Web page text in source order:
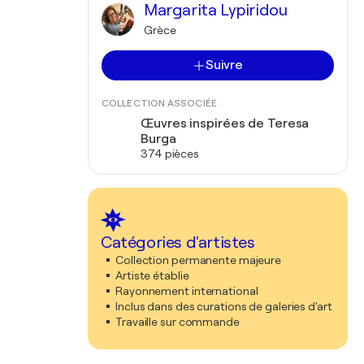
Margarita Lypiridou
Grèce
Suivre
COLLECTION ASSOCIÉE
Œuvres inspirées de Teresa
Burga
374 pièces
Catégories d'artistes
Collection permanente majeure
Artiste établie
Rayonnement international
Inclus dans des curations de galeries d'art
Travaille sur commande